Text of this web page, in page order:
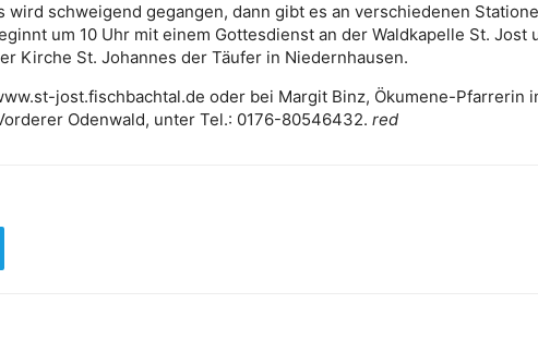
wird schweigend gegangen, dann gibt es an verschiedenen
um 10 Uhr mit einem Gottesdienst an der Waldkapelle St. Jost
Kirche St. Johannes der Täufer in Niedernhausen.
jost.fischbachtal.de oder bei Margit Binz, Ökumene-Pfarrerin
Odenwald, unter Tel.: 0176-80546432. red